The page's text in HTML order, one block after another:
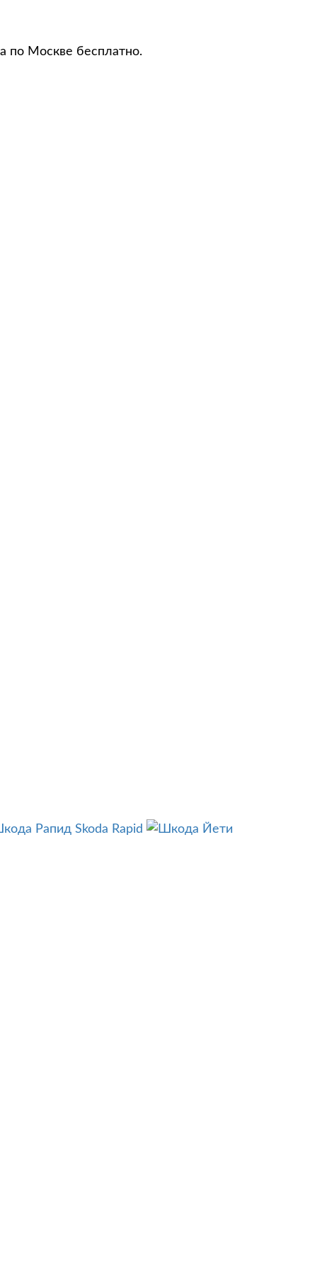
по Москве бесплатно.
Skoda Rapid